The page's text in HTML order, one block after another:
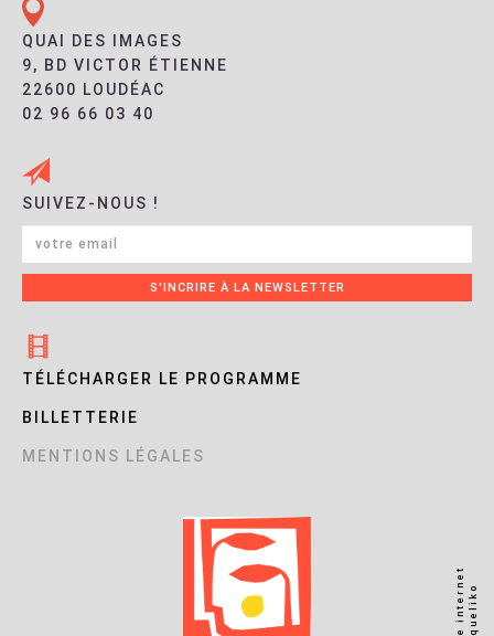
QUAI DES IMAGES
9, BD VICTOR ÉTIENNE
22600 LOUDÉAC
02 96 66 03 40
SUIVEZ-NOUS !
TÉLÉCHARGER LE PROGRAMME
BILLETTERIE
MENTIONS LÉGALES